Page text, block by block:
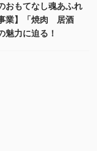
おもてなし魂あふれ
業】「焼肉 居酒
力に迫る！